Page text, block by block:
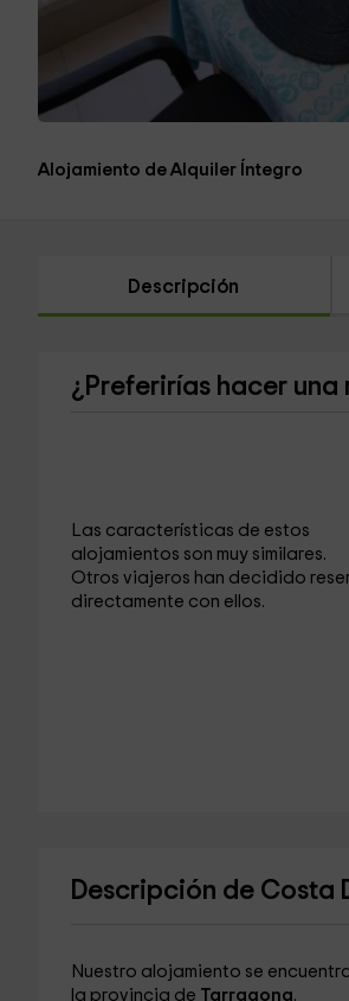
Alojamiento de Alquiler Íntegro
Descripción
¿Preferirías hacer
Las características de estos
alojamientos son muy similares.
Otros viajeros han decidido
directamente con ellos.
Descripción de Costa
Nuestro alojamiento se
la provincia de Tarragona.